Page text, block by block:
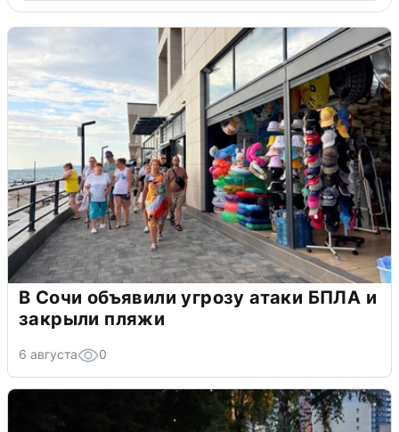
В Сочи объявили угрозу атаки БПЛА и
закрыли пляжи
6 августа 0